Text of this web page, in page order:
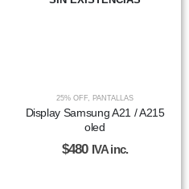
25% OFF, PANTALLAS
Display Samsung A21 / A215
oled
$480 IVA inc.